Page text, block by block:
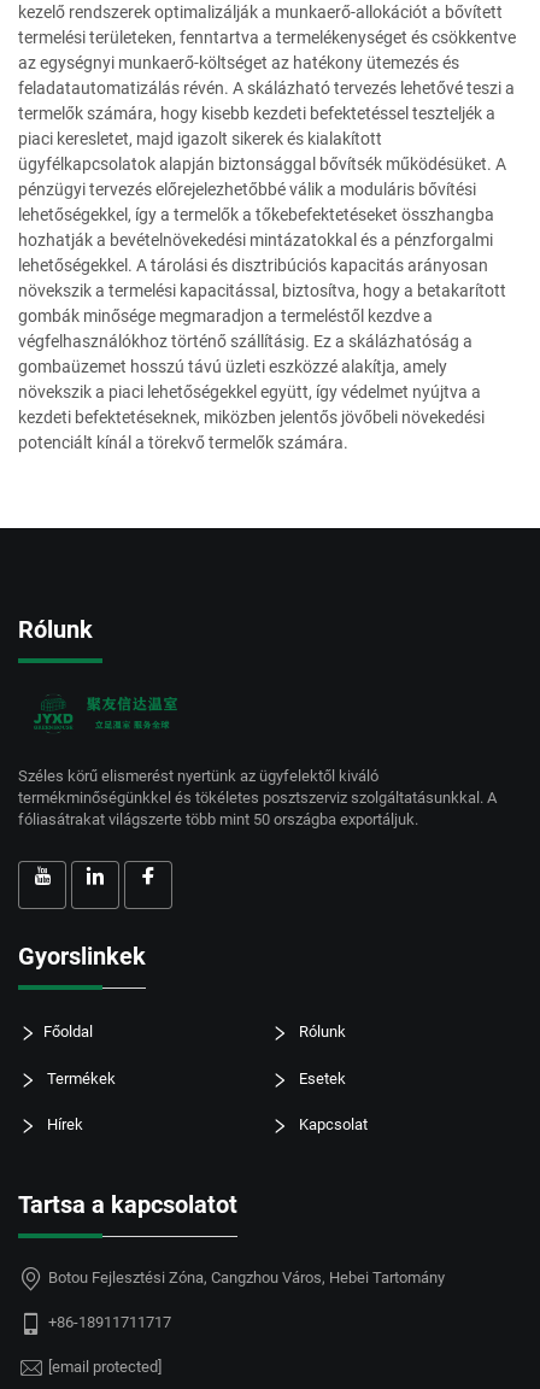
kezelő rendszerek optimalizálják a munkaerő-allokációt a bővített
termelési területeken, fenntartva a termelékenységet és csökkentve
az egységnyi munkaerő-költséget az hatékony ütemezés és
feladatautomatizálás révén. A skálázható tervezés lehetővé teszi a
termelők számára, hogy kisebb kezdeti befektetéssel teszteljék a
piaci keresletet, majd igazolt sikerek és kialakított
ügyfélkapcsolatok alapján biztonsággal bővítsék működésüket. A
pénzügyi tervezés előrejelezhetőbbé válik a moduláris bővítési
lehetőségekkel, így a termelők a tőkebefektetéseket összhangba
hozhatják a bevételnövekedési mintázatokkal és a pénzforgalmi
lehetőségekkel. A tárolási és disztribúciós kapacitás arányosan
növekszik a termelési kapacitással, biztosítva, hogy a betakarított
gombák minősége megmaradjon a termeléstől kezdve a
végfelhasználókhoz történő szállításig. Ez a skálázhatóság a
gombaüzemet hosszú távú üzleti eszközzé alakítja, amely
növekszik a piaci lehetőségekkel együtt, így védelmet nyújtva a
kezdeti befektetéseknek, miközben jelentős jövőbeli növekedési
potenciált kínál a törekvő termelők számára.
Rólunk
Széles körű elismerést nyertünk az ügyfelektől kiváló
termékminőségünkkel és tökéletes posztszerviz szolgáltatásunkkal. A
fóliasátrakat világszerte több mint 50 országba exportáljuk.
Gyorslinkek
Főoldal Rólunk
Termékek Esetek
Hírek Kapcsolat
Tartsa a kapcsolatot
Botou Fejlesztési Zóna, Cangzhou Város, Hebei Tartomány
+86-18911711717
[email protected]